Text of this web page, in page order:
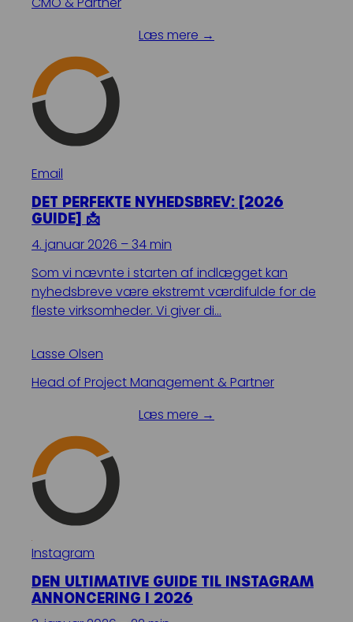
Læs mere →
Email
DET PERFEKTE NYHEDSBREV: [2026
GUIDE] 📩
4. januar 2026 – 34 min
Som vi nævnte i starten af indlægget kan
nyhedsbreve være ekstremt værdifulde for de
fleste virksomheder. Vi giver di…
Lasse Olsen
Head of Project Management & Partner
Læs mere →
Instagram
DEN ULTIMATIVE GUIDE TIL INSTAGRAM
ANNONCERING I 2026